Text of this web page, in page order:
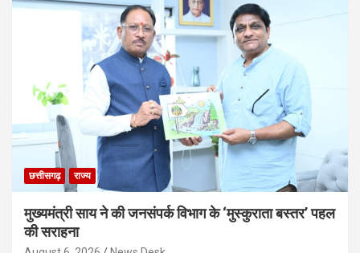
छत्तीसगढ़ राज्य
मुख्यमंत्री साय ने की जनसंपर्क विभाग के ‘मुस्कुराता बस्तर’ पहल
की सराहना